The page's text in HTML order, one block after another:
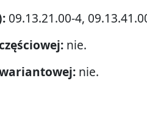
09.13.21.00-4,
nie.
wariantowej: nie.